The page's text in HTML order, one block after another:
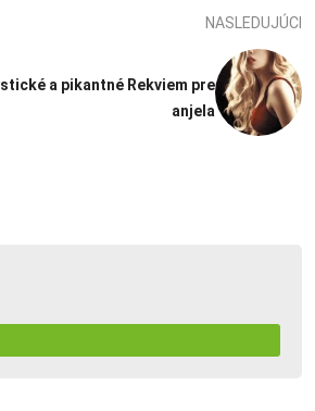
NASLEDUJÚCI
a pikantné Rekviem pre
anjela